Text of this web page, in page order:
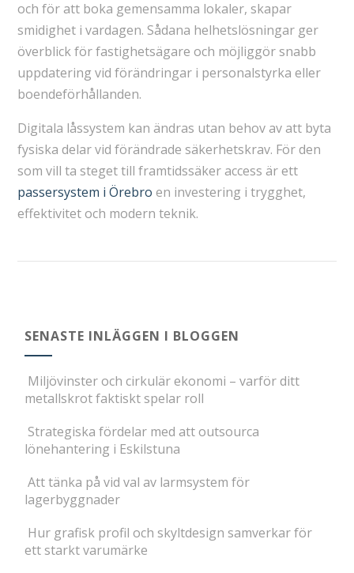
och för att boka gemensamma lokaler, skapar
smidighet i vardagen. Sådana helhetslösningar ger
överblick för fastighetsägare och möjliggör snabb
uppdatering vid förändringar i personalstyrka eller
boendeförhållanden.
Digitala låssystem kan ändras utan behov av att byta
fysiska delar vid förändrade säkerhetskrav. För den
som vill ta steget till framtidssäker access är ett
passersystem i Örebro en investering i trygghet,
effektivitet och modern teknik.
SENASTE INLÄGGEN I BLOGGEN
Miljövinster och cirkulär ekonomi – varför ditt
metallskrot faktiskt spelar roll
Strategiska fördelar med att outsourca
lönehantering i Eskilstuna
Att tänka på vid val av larmsystem för
lagerbyggnader
Hur grafisk profil och skyltdesign samverkar för
ett starkt varumärke